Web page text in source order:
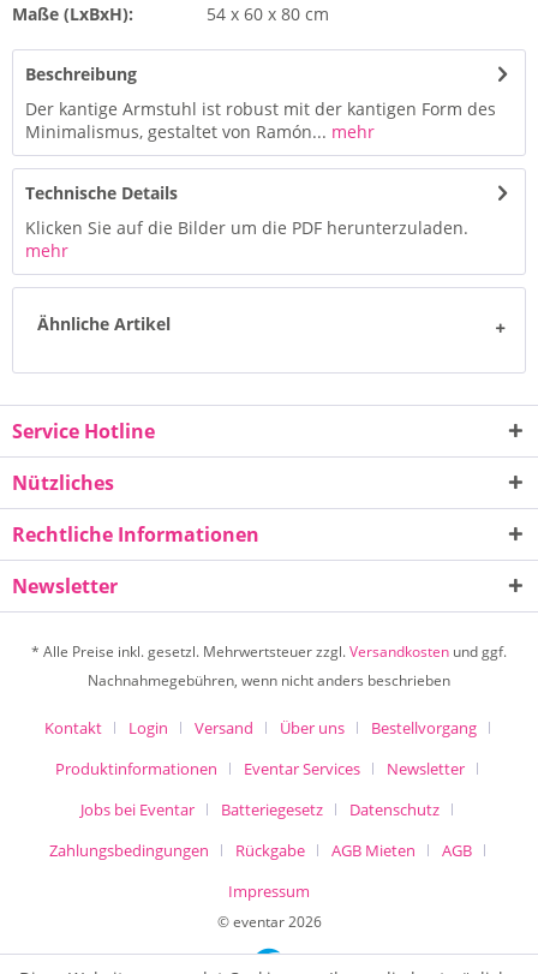
Maße (LxBxH):
54 x 60 x 80 cm
Beschreibung
Der kantige Armstuhl ist robust mit der kantigen Form des
Minimalismus, gestaltet von Ramón... mehr
Technische Details
Klicken Sie auf die Bilder um die PDF herunterzuladen.
mehr
Ähnliche Artikel
Service Hotline
Nützliches
Rechtliche Informationen
Newsletter
* Alle Preise inkl. gesetzl. Mehrwertsteuer zzgl.Versandkosten und ggf.
Nachnahmegebühren, wenn nicht anders beschrieben
Kontakt Login Versand Über uns
Bestellvorgang
Produktinformationen
Eventar Services
Newsletter
Jobs bei Eventar
Batteriegesetz
Datenschutz
Zahlungsbedingungen
Rückgabe AGB Mieten
AGB
Impressum
© eventar 2026